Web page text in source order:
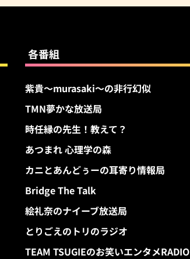
各番組
紫貴～murasaki～の非行幻似
TMN夢かな放送局
時任縁の先生！教えて？
あつまれ 心理学の森
カニとあんどぅーの耳寄り情報局
Bridge The Talk
絵礼奈のナイーブ放送局
とりごえのトリのラジオ
TEAM TSUGIEのお笑いエンタメRADIO